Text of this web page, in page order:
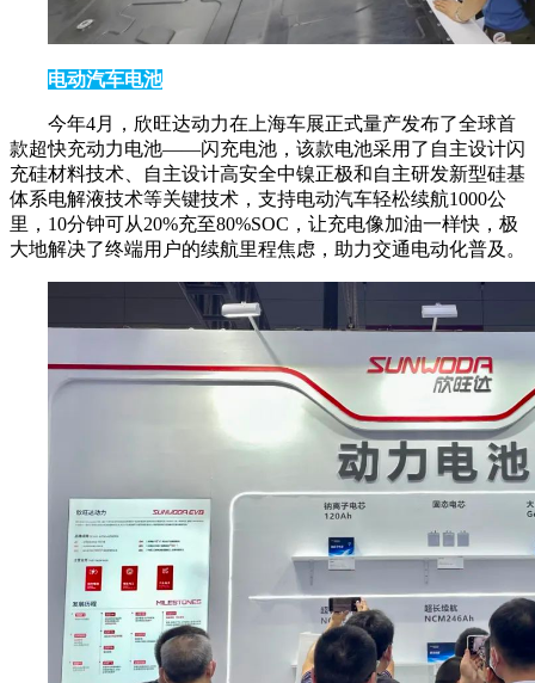
电动汽车电池
今年4月，欣旺达动力在上海车展正式量产发布了全球首
款超快充动力电池——闪充电池，该款电池采用了自主设计闪
充硅材料技术、自主设计高安全中镍正极和自主研发新型硅基
体系电解液技术等关键技术，支持电动汽车轻松续航1000公
里，10分钟可从20%充至80%SOC，让充电像加油一样快，极
大地解决了终端用户的续航里程焦虑，助力交通电动化普及。